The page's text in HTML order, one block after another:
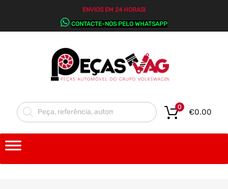
ENVIOS EM 24 HORAS!
CONTACTE-NOS PELO WHATSAPP
€0.00
0